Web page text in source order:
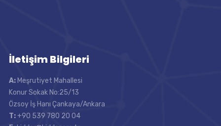
İletişim Bilgileri
A: Meşrutiyet Mahallesi
Konur Sokak No:25/13
Özsoy İş Hanı Çankaya/Ankara
T:+90 539 780 20 04